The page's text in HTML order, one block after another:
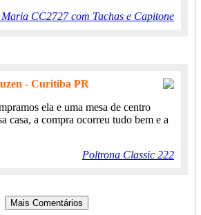
CC2727 com Tachas e Capitone
- Curitiba PR
ela e uma mesa de centro
casa, a compra ocorreu tudo bem e a
Poltrona Classic 222